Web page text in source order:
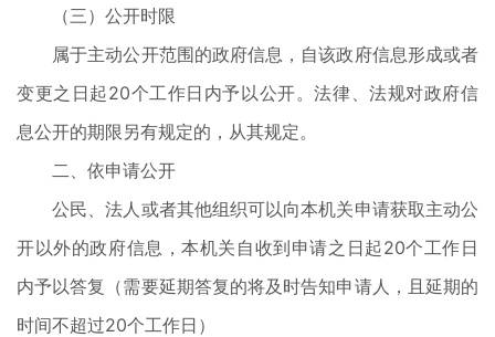
（三）公开时限
属于主动公开范围的政府信息，自该政府信息形成或者
变更之日起20个工作日内予以公开。法律、法规对政府信
息公开的期限另有规定的，从其规定。
二、依申请公开
公民、法人或者其他组织可以向本机关申请获取主动公
开以外的政府信息，本机关自收到申请之日起20个工作日
内予以答复（需要延期答复的将及时告知申请人，且延期的
时间不超过20个工作日）